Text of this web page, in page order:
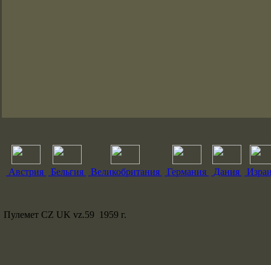
Австрия Бельгия Великобритания Германия Дания
Пулемет CZ UK vz.59 1959 г.